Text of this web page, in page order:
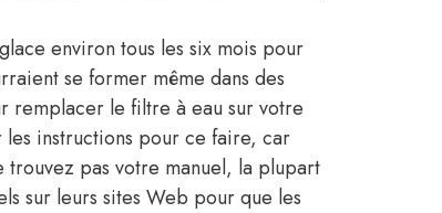
environ tous les six mois pour
se former même dans des
remplacer le filtre à eau sur votre
instructions pour ce faire, car
pas votre manuel, la plupart
sur leurs sites Web pour que les